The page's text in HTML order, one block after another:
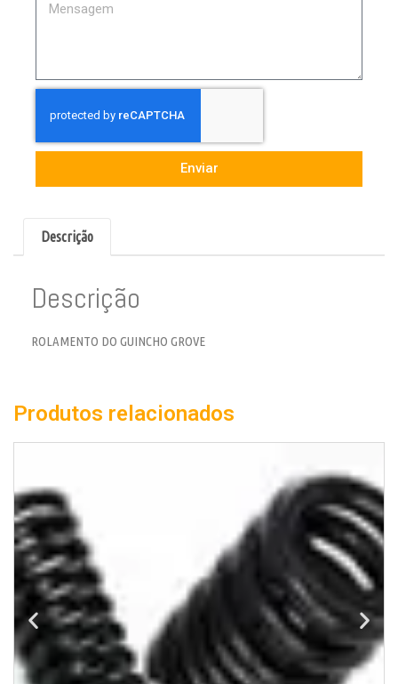
Enviar
Descrição
Descrição
ROLAMENTO DO GUINCHO GROVE
Produtos relacionados